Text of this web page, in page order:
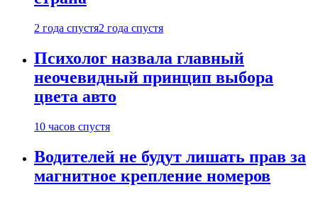
2 года спустя2 года спустя
Психолог назвала главный
неочевидный принцип выбора
цвета авто
10 часов спустя
Водителей не будут лишать прав за
магнитное крепление номеров